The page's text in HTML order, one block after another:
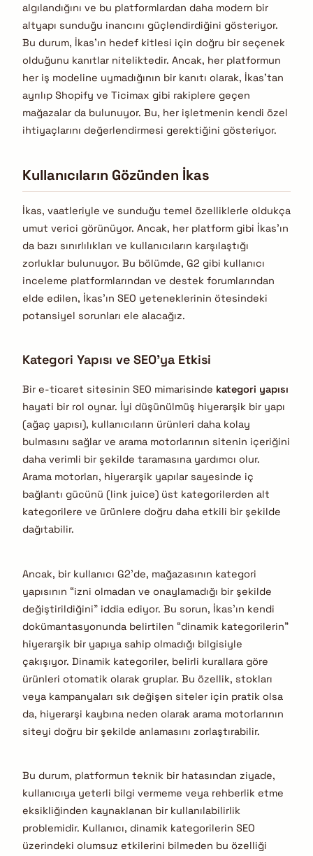
algılandığını ve bu platformlardan daha modern bir
altyapı sunduğu inancını güçlendirdiğini gösteriyor.
Bu durum, İkas’ın hedef kitlesi için doğru bir seçenek
olduğunu kanıtlar niteliktedir. Ancak, her platformun
her iş modeline uymadığının bir kanıtı olarak, İkas’tan
ayrılıp Shopify ve Ticimax gibi rakiplere geçen
mağazalar da bulunuyor. Bu, her işletmenin kendi özel
ihtiyaçlarını değerlendirmesi gerektiğini gösteriyor.
Kullanıcıların Gözünden İkas
İkas, vaatleriyle ve sunduğu temel özelliklerle oldukça
umut verici görünüyor. Ancak, her platform gibi İkas’ın
da bazı sınırlılıkları ve kullanıcıların karşılaştığı
zorluklar bulunuyor. Bu bölümde, G2 gibi kullanıcı
inceleme platformlarından ve destek forumlarından
elde edilen, İkas’ın SEO yeteneklerinin ötesindeki
potansiyel sorunları ele alacağız.
Kategori Yapısı ve SEO’ya Etkisi
Bir e-ticaret sitesinin SEO mimarisinde kategori yapısı
hayati bir rol oynar. İyi düşünülmüş hiyerarşik bir yapı
(ağaç yapısı), kullanıcıların ürünleri daha kolay
bulmasını sağlar ve arama motorlarının sitenin içeriğini
daha verimli bir şekilde taramasına yardımcı olur.
Arama motorları, hiyerarşik yapılar sayesinde iç
bağlantı gücünü (link juice) üst kategorilerden alt
kategorilere ve ürünlere doğru daha etkili bir şekilde
dağıtabilir.
Ancak, bir kullanıcı G2’de, mağazasının kategori
yapısının “izni olmadan ve onaylamadığı bir şekilde
değiştirildiğini” iddia ediyor. Bu sorun, İkas’ın kendi
dokümantasyonunda belirtilen “dinamik kategorilerin”
hiyerarşik bir yapıya sahip olmadığı bilgisiyle
çakışıyor. Dinamik kategoriler, belirli kurallara göre
ürünleri otomatik olarak gruplar. Bu özellik, stokları
veya kampanyaları sık değişen siteler için pratik olsa
da, hiyerarşi kaybına neden olarak arama motorlarının
siteyi doğru bir şekilde anlamasını zorlaştırabilir.
Bu durum, platformun teknik bir hatasından ziyade,
kullanıcıya yeterli bilgi vermeme veya rehberlik etme
eksikliğinden kaynaklanan bir kullanılabilirlik
problemidir. Kullanıcı, dinamik kategorilerin SEO
üzerindeki olumsuz etkilerini bilmeden bu özelliği